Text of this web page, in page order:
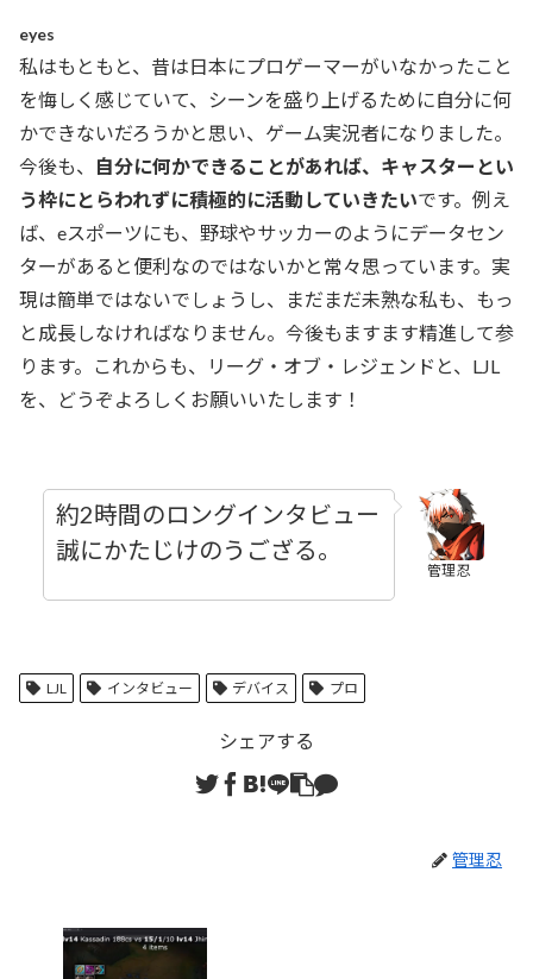
eyes
私はもともと、昔は日本にプロゲーマーがいなかったこと
を悔しく感じていて、シーンを盛り上げるために自分に何
かできないだろうかと思い、ゲーム実況者になりました。
今後も、
自分に何かできることがあれば、キャスターとい
う枠にとらわれずに積極的に活動していきたいです。例え
ば、eスポーツにも、野球やサッカーのようにデータセン
ターがあると便利なのではないかと常々思っています。実
現は簡単ではないでしょうし、まだまだ未熟な私も、もっ
と成長しなければなりません。今後もますます精進して参
ります。これからも、リーグ・オブ・レジェンドと、LJL
を、どうぞよろしくお願いいたします！
管理忍
約2時間のロングインタビュー
誠にかたじけのうござる。
LJL インタビュー デバイス プロ
シェアする
管理忍